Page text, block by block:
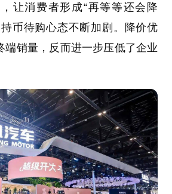
让消费者形成“再等等还会降
币待购心态不断加剧。降价优
端销量，反而进一步压低了企业